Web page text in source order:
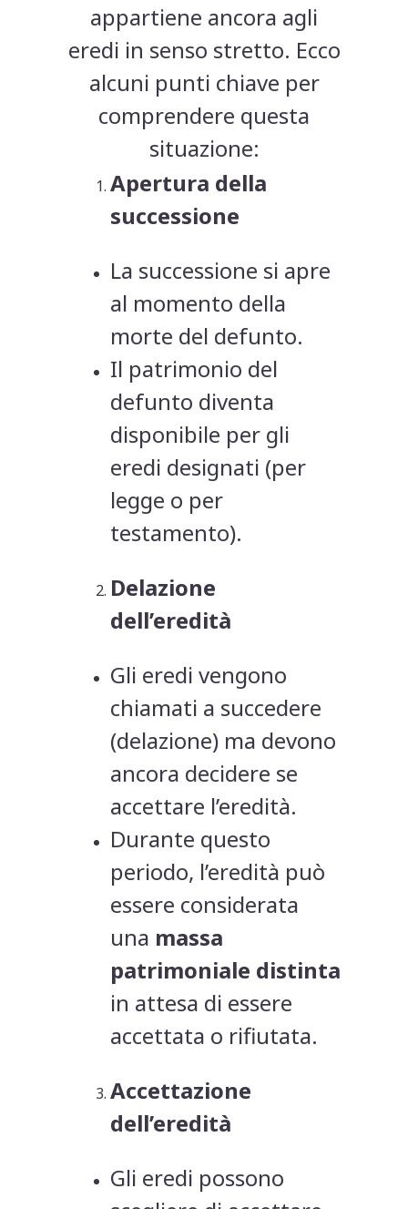
appartiene ancora agli
eredi in senso stretto. Ecco
alcuni punti chiave per
comprendere questa
situazione:
Apertura della
successione
La successione si apre
al momento della
morte del defunto.
Il patrimonio del
defunto diventa
disponibile per gli
eredi designati (per
legge o per
testamento).
Delazione
dell’eredità
Gli eredi vengono
chiamati a succedere
(delazione) ma devono
ancora decidere se
accettare l’eredità.
Durante questo
periodo, l’eredità può
essere considerata
una massa
patrimoniale distinta
in attesa di essere
accettata o rifiutata.
Accettazione
dell’eredità
Gli eredi possono